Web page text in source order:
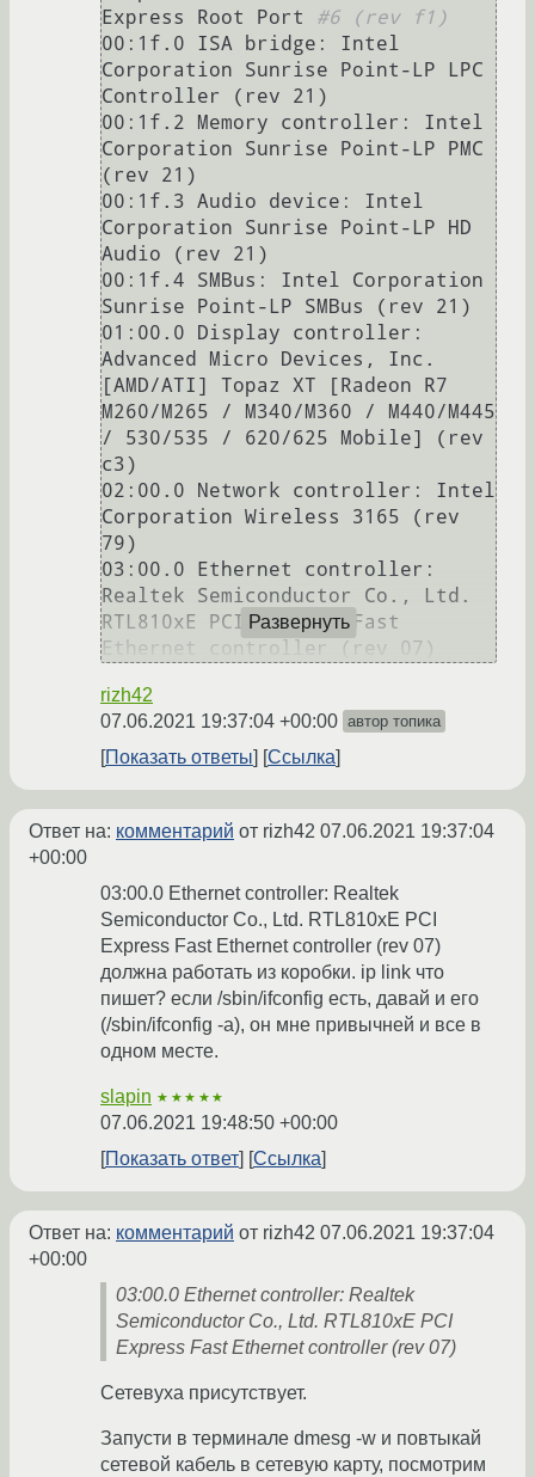
Express Root Port #6 (rev f1)
00:1f.0 ISA bridge: Intel
Corporation Sunrise Point-LP LPC
Controller (rev 21)
00:1f.2 Memory controller: Intel
Corporation Sunrise Point-LP PMC
(rev 21)
00:1f.3 Audio device: Intel
Corporation Sunrise Point-LP HD
Audio (rev 21)
00:1f.4 SMBus: Intel Corporation
Sunrise Point-LP SMBus (rev 21)
01:00.0 Display controller:
Advanced Micro Devices, Inc.
[AMD/ATI] Topaz XT [Radeon R7
M260/M265 / M340/M360 / M440/M445
/ 530/535 / 620/625 Mobile] (rev
c3)
02:00.0 Network controller: Intel
Corporation Wireless 3165 (rev
79)
03:00.0 Ethernet controller:
Realtek Semiconductor Co., Ltd.
RTL810xE PCI Express Fast
Ethernet controller (rev 07)
Развернуть
rizh42
07.06.2021 19:37:04 +00:00 автор топика
Показать ответы Ссылка
Ответ на: комментарий от rizh42 07.06.2021 19:37:04
+00:00
03:00.0 Ethernet controller: Realtek
Semiconductor Co., Ltd. RTL810xE PCI
Express Fast Ethernet controller (rev 07)
должна работать из коробки. ip link что
пишет? если /sbin/ifconfig есть, давай и его
(/sbin/ifconfig -a), он мне привычней и все в
одном месте.
slapin ★★★★★
07.06.2021 19:48:50 +00:00
Показать ответ
Ссылка
Ответ на: комментарий от rizh42 07.06.2021 19:37:04
+00:00
03:00.0 Ethernet controller: Realtek
Semiconductor Co., Ltd. RTL810xE PCI
Express Fast Ethernet controller (rev 07)
Сетевуха присутствует.
Запусти в терминале dmesg -w и повтыкай
сетевой кабель в сетевую карту, посмотрим